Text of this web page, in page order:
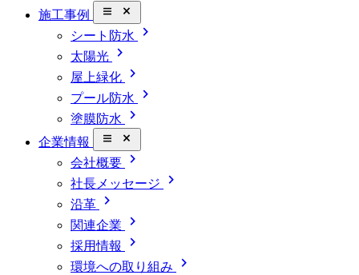
施工事例 close_small
シート防水 chevron_right
太陽光 chevron_right
屋上緑化 chevron_right
プール防水 chevron_right
塗膜防水 chevron_right
企業情報 close_small
会社概要 chevron_right
社長メッセージ chevron_right
沿革 chevron_right
関連企業 chevron_right
採用情報 chevron_right
環境への取り組み chevron_right